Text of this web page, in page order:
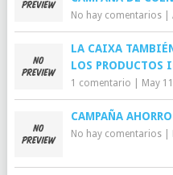
No hay comentarios|
LA CAIXA
LOS PRODUCTOS
1 comentario May
CAMPAÑA
No hay comentarios|